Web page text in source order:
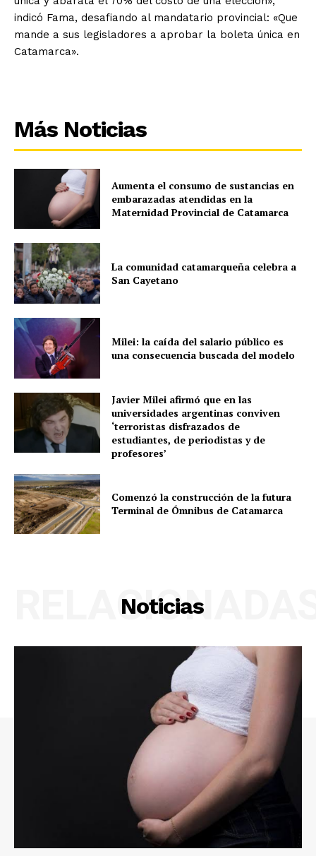
indicó Fama, desafiando al mandatario provincial: «Que
mande a sus legisladores a aprobar la boleta única en
Catamarca».
Más Noticias
Aumenta el consumo de sustancias en
embarazadas atendidas en la
Maternidad Provincial de Catamarca
La comunidad catamarqueña celebra a
San Cayetano
Milei: la caída del salario público es
una consecuencia buscada del modelo
Javier Milei afirmó que en las
universidades argentinas conviven
‘terroristas disfrazados de
estudiantes, de periodistas y de
profesores’
Comenzó la construcción de la futura
Terminal de Ómnibus de Catamarca
Noticias